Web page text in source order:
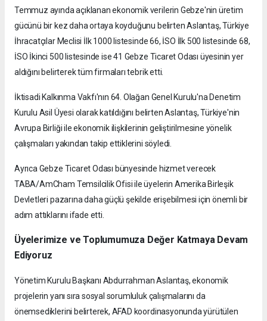
Temmuz ayında açıklanan ekonomik verilerin Gebze'nin üretim
gücünü bir kez daha ortaya koyduğunu belirten Aslantaş, Türkiye
İhracatçılar Meclisi İlk 1000 listesinde 66, İSO İlk 500 listesinde 68,
İSO İkinci 500 listesinde ise 41 Gebze Ticaret Odası üyesinin yer
aldığını belirterek tüm firmaları tebrik etti.
İktisadi Kalkınma Vakfı'nın 64. Olağan Genel Kurulu'na Denetim
Kurulu Asil Üyesi olarak katıldığını belirten Aslantaş, Türkiye'nin
Avrupa Birliği ile ekonomik ilişkilerinin geliştirilmesine yönelik
çalışmaları yakından takip ettiklerini söyledi.
Ayrıca Gebze Ticaret Odası bünyesinde hizmet verecek
TABA/AmCham Temsilcilik Ofisi ile üyelerin Amerika Birleşik
Devletleri pazarına daha güçlü şekilde erişebilmesi için önemli bir
adım attıklarını ifade etti.
Üyelerimize ve Toplumumuza Değer Katmaya Devam
Ediyoruz
Yönetim Kurulu Başkanı Abdurrahman Aslantaş, ekonomik
projelerin yanı sıra sosyal sorumluluk çalışmalarını da
önemsediklerini belirterek, AFAD koordinasyonunda yürütülen